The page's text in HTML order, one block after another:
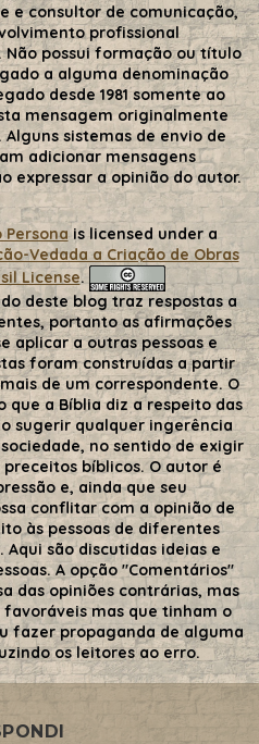
e consultor de comunicação,
profissional
Não possui formação ou título
a alguma denominação
desde 1981 somente ao
mensagem originalmente
sistemas de envio de
adicionar mensagens
expressar a opinião do autor.
Personais licensed under a
Vedada a Criação de Obras
License.
deste blog traz respostas a
portanto as afirmações
aplicar a outras pessoas e
foram construídas a partir
de um correspondente. O
que a Bíblia diz a respeito das
sugerir qualquer ingerência
no sentido de exigir
preceitos bíblicos. O autor é
e, ainda que seu
conflitar com a opinião de
às pessoas de diferentes
são discutidas ideias e
A opção "Comentários"
das opiniões contrárias, mas
mas que tinham o
fazer propaganda de alguma
os leitores ao erro.